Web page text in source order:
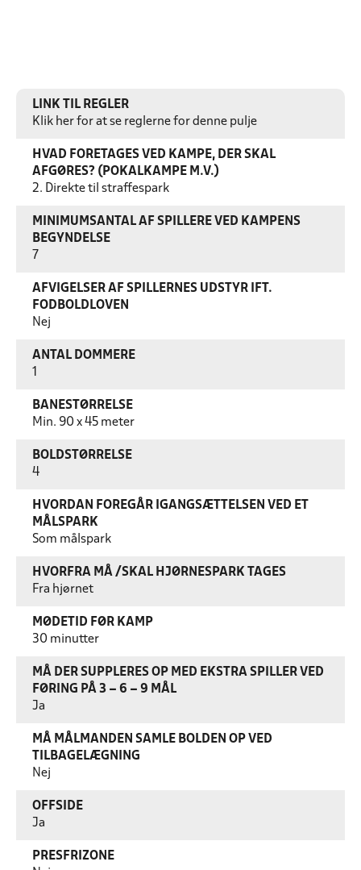
LINK TIL REGLER
Klik her for at se reglerne for denne pulje
HVAD FORETAGES VED KAMPE, DER SKAL
AFGØRES? (POKALKAMPE M.V.)
2. Direkte til straffespark
MINIMUMSANTAL AF SPILLERE VED KAMPENS
BEGYNDELSE
7
AFVIGELSER AF SPILLERNES UDSTYR IFT.
FODBOLDLOVEN
Nej
ANTAL DOMMERE
BANESTØRRELSE
Min. 90 x 45 meter
BOLDSTØRRELSE
4
HVORDAN FOREGÅR IGANGSÆTTELSEN VED ET
MÅLSPARK
Som målspark
HVORFRA MÅ /SKAL HJØRNESPARK TAGES
Fra hjørnet
MØDETID FØR KAMP
30 minutter
MÅ DER SUPPLERES OP MED EKSTRA SPILLER VED
FØRING PÅ 3 – 6 – 9 MÅL
Ja
MÅ MÅLMANDEN SAMLE BOLDEN OP VED
TILBAGELÆGNING
Nej
OFFSIDE
Ja
PRESFRIZONE